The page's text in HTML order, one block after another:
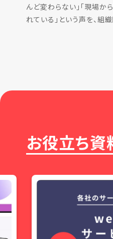
んど変わらない」「現場か
れている」という声を、組
お役立ち資